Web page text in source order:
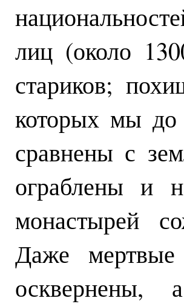
лиц (около
стариков;
которых мы до
сравнены с
ограблены и
монастырей
Даже
осквернены,